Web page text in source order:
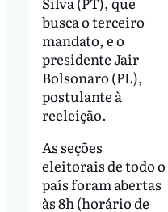
busca o terceiro
mandato, e o
presidente Jair
Bolsonaro (PL),
postulante à
reeleição.
As seções
eleitorais de todo o
país foram abertas
às 8h (horário de